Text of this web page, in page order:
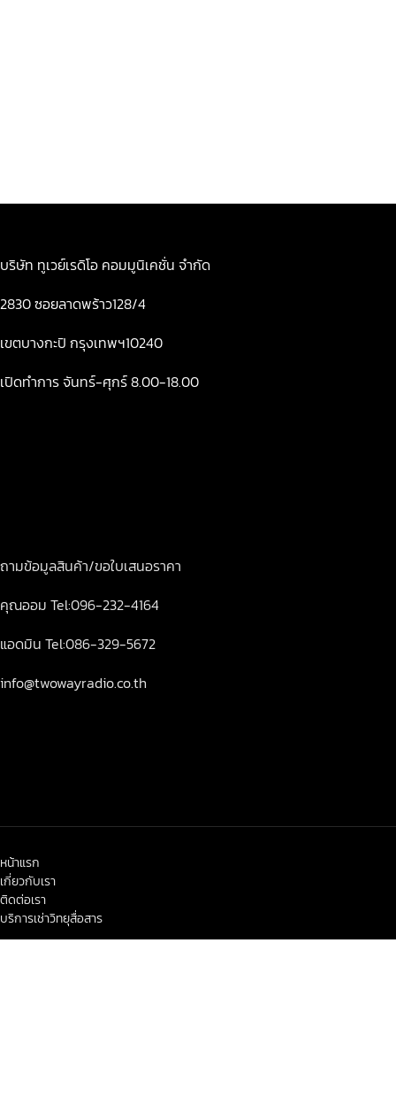
บริษัท ทูเวย์เรดิโอ คอมมูนิเคชั่น จำกัด
2830 ซอยลาดพร้าว128/4
เขตบางกะปิ กรุงเทพฯ10240
เปิดทำการ จันทร์-ศุกร์ 8.00-18.00
ถามข้อมูลสินค้า/ขอใบเสนอราคา
คุณออม Tel:096-232-4164
แอดมิน Tel:086-329-5672
info@twowayradio.co.th
หน้าแรก
เกี่ยวกับเรา
ติดต่อเรา
บริการเช่าวิทยุสื่อสาร